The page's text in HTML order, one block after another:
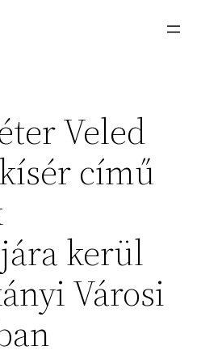
Veled
című
kerül
Városi